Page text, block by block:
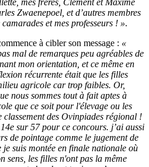
mes frères, Clément et Maxime
Zwaenepoel, et d’autres membres
et mes professeurs ! ».
à cibler son message : «
mal de remarques peu agréables de
mon orientation, et ce même en
récurrente était que les filles
agricole car trop faibles. Or,
nous sommes tout à fait aptes à
que ce soit pour l'élevage ou les
classement des Ovinpiades régional !
sur 57 pour ce concours. j’ai aussi
de pointage comme le jugement de
suis montée en finale nationale où
sens, les filles n'ont pas la même